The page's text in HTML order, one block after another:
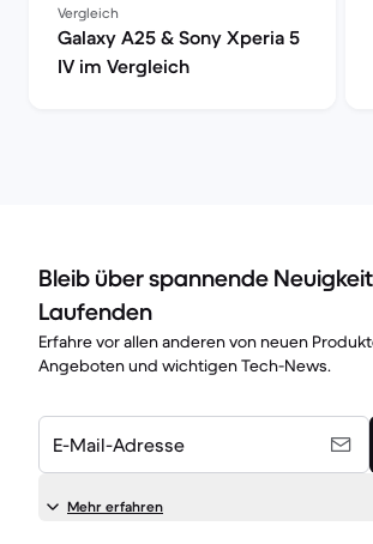
Vergleich
Galaxy A25 & Sony Xperia 5
IV im Vergleich
Bleib über spannende
Laufenden
Erfahre vor allen anderen von neuen
Angeboten und wichtigen Tech-News.
E-Mail-Adresse
Mehr erfahren